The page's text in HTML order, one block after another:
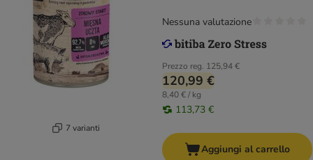
7 varianti
Prezzo reg. 125,94 €
120,99 €
8,40 € / kg
113,73 €
Nessuna valutazione
Aggiungi al carrello